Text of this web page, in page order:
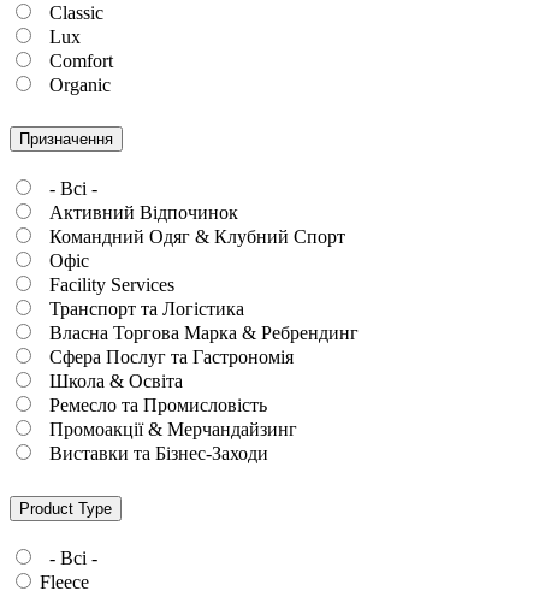
Classic
Lux
Comfort
Organic
Призначення
- Всі -
Активний Відпочинок
Командний Одяг & Клубний Спорт
Офіс
Facility Services
Транспорт та Логістика
Власна Торгова Марка & Ребрендинг
Сфера Послуг та Гастрономія
Школа & Освіта
Ремесло та Промисловість
Промоакції & Мерчандайзинг
Виставки та Бізнес-Заходи
Product Type
- Всі -
Fleece